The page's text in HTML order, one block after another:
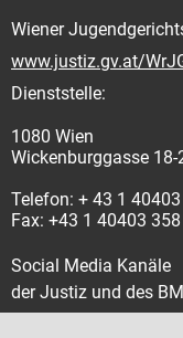
Wiener
www.justiz.gv.at/
Dienststelle:
1080 Wien
Wickenburggasse 18-
Telefon: + 43 1
Fax: +43 1 40403
Social Media Kanäle
der Justiz und des